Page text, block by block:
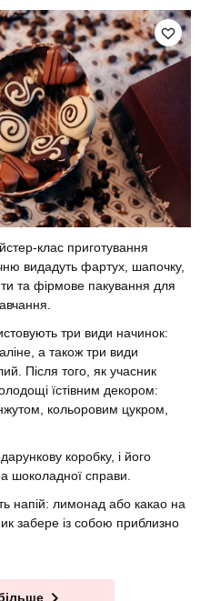
клас приготування
видадуть фартух, шапочку,
та фірмове пакування для
три види начинок:
а також три види
Після того, як учасник
їстівним декором:
кольоровим цукром,
коробку, і його
шоколадної справи.
напій: лимонад або какао на
забере із собою приблизно